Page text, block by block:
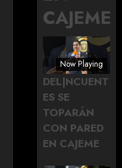
CAJEME
Now Playing
DEL|NCUENT
ES SE
TOPARÁN
CON PARED
EN CAJEME